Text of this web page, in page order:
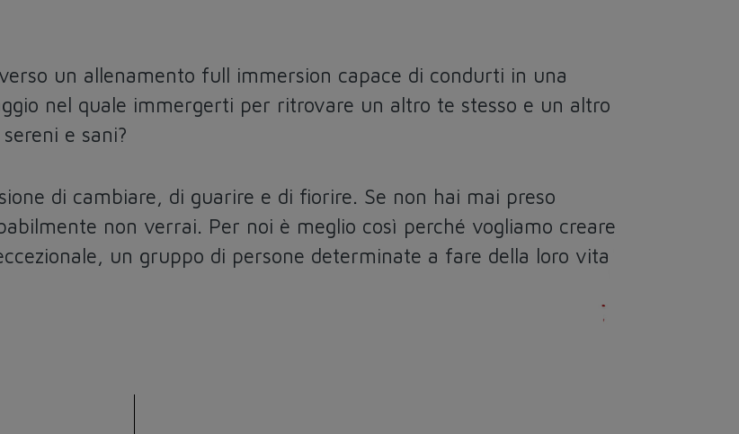
un allenamento full immersion capace di condurti in una
nel quale immergerti per ritrovare un altro te stesso e un altro
e sani?
di cambiare, di guarire e di fiorire. Se non hai mai preso
non verrai. Per noi è meglio così perché vogliamo creare
un gruppo di persone determinate a fare della loro vita